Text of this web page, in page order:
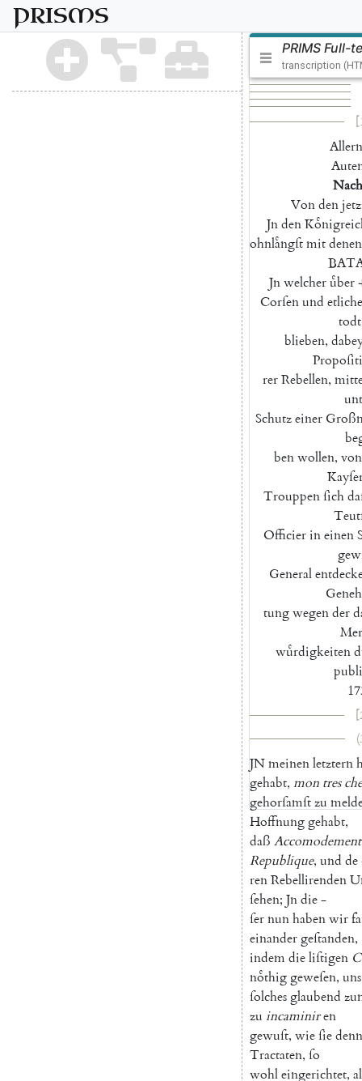
PRISMS
PRIMS Full-
transcription
N
Vonden
Jn den K
ohnlaͤngſtmitdenen
Jnwelcheruͤber
Corſenund etliche
todt
blieben,
rer Rebellen,
Schutzeiner
ben wollen, von
Trouppenſich
Officierineinen
General
tungwegender
wuͤrdigkeiten
JNmeinenletztern
gehabt, mon tres
gehorſamſtzu
Hoffnunggehabt,
daß Accomodement
Republique, und de
renRebellirenden
ſehen; Jndie-
ſernunhabenwir
einandergeſtanden,
indemdieliſtigen
noͤthiggeweſen, uns
ſolchesglaubend
zu incaminiren
gewuſt, wieſiedenn
Tractaten, ſo
wohleingerichtet,